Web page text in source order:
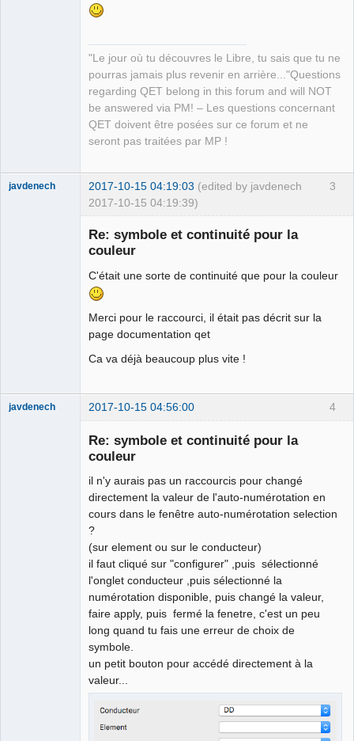
"Le jour où tu découvres le Libre, tu sais que tu ne
pourras jamais plus revenir en arrière..."Questions
regarding QET belong in this forum and will NOT
be answered via PM! – Les questions concernant
QET doivent être posées sur ce forum et ne
seront pas traitées par MP !
3
javdenech 2017-10-15 04:19:03 (edited by javdenech
2017-10-15 04:19:39)
Re: symbole et continuité pour la
couleur
C'était une sorte de continuité que pour la couleur
Merci pour le raccourci, il était pas décrit sur la
page documentation qet
Ca va déjà beaucoup plus vite !
4
javdenech 2017-10-15 04:56:00
Re: symbole et continuité pour la
couleur
il n'y aurais pas un raccourcis pour changé
directement la valeur de l'auto-numérotation en
cours dans le fenêtre auto-numérotation selection
?
(sur element ou sur le conducteur)
il faut cliqué sur "configurer" ,puis sélectionné
l'onglet conducteur ,puis sélectionné la
numérotation disponible, puis changé la valeur,
faire apply, puis fermé la fenetre, c'est un peu
long quand tu fais une erreur de choix de
symbole.
un petit bouton pour accédé directement à la
valeur...